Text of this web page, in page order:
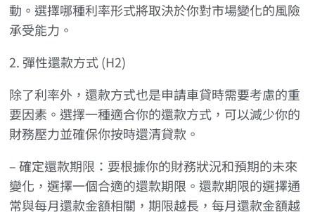
動。選擇哪種利率形式將取決於你對市場變化的風險
承受能力。
2. 彈性還款方式 (H2)
除了利率外，還款方式也是申請車貸時需要考慮的重
要因素。選擇一種適合你的還款方式，可以減少你的
財務壓力並確保你按時還清貸款。
– 確定還款期限：要根據你的財務狀況和預期的未來
變化，選擇一個合適的還款期限。還款期限的選擇通
常與每月還款金額相關，期限越長，每月還款金額越